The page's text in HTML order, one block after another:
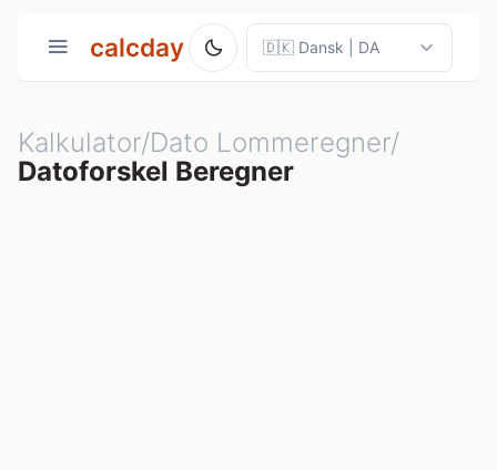
calcday
Kalkulator/Dato Lommeregner/
Datoforskel Beregner